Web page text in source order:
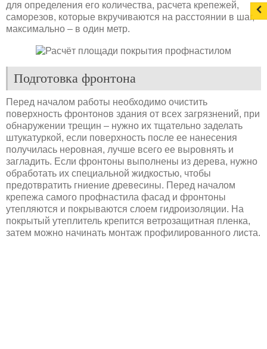
для определения его количества, расчета крепежей,
саморезов, которые вкручиваются на расстоянии в шаг,
максимально – в один метр.
Подготовка фронтона
Перед началом работы необходимо очистить
поверхность фронтонов здания от всех загрязнений, при
обнаружении трещин – нужно их тщательно заделать
штукатуркой, если поверхность после ее нанесения
получилась неровная, лучше всего ее выровнять и
загладить. Если фронтоны выполнены из дерева, нужно
обработать их специальной жидкостью, чтобы
предотвратить гниение древесины. Перед началом
крепежа самого профнастила фасад и фронтоны
утепляются и покрываются слоем гидроизоляции. На
покрытый утеплитель крепится ветрозащитная пленка,
затем можно начинать монтаж профилированного листа.